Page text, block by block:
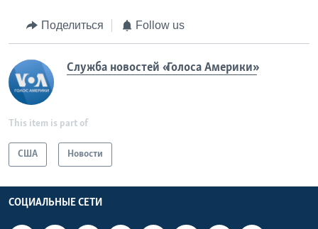
Поделиться Follow us
Служба новостей «Голоса Америки»
This item is part of
США Новости
СОЦИАЛЬНЫЕ СЕТИ